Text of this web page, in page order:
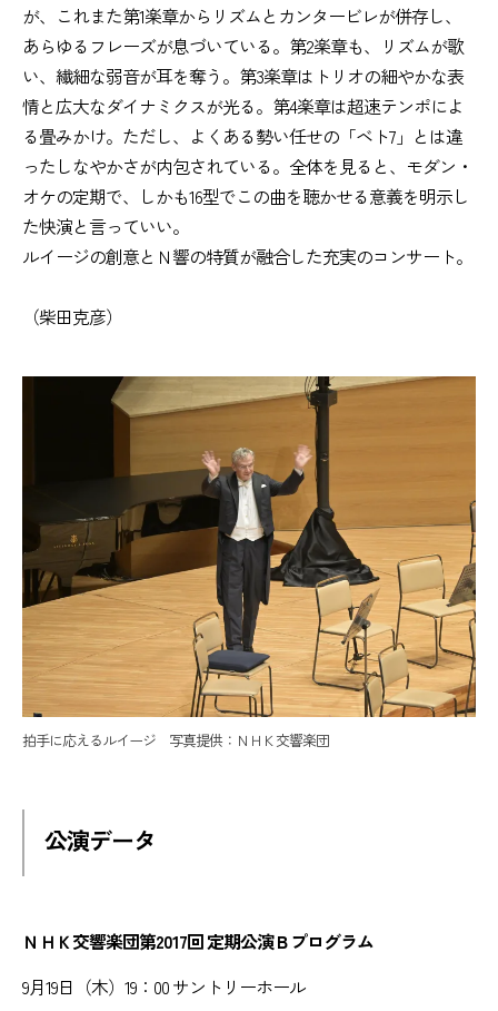
が、これまた第1楽章からリズムとカンタービレが併存し、
あらゆるフレーズが息づいている。第2楽章も、リズムが歌
い、繊細な弱音が耳を奪う。第3楽章はトリオの細やかな表
情と広大なダイナミクスが光る。第4楽章は超速テンポによ
る畳みかけ。ただし、よくある勢い任せの「ベト7」とは違
ったしなやかさが内包されている。全体を見ると、モダン・
オケの定期で、しかも16型でこの曲を聴かせる意義を明示し
た快演と言っていい。
ルイージの創意とＮ響の特質が融合した充実のコンサート。
（柴田克彦）
拍手に応えるルイージ 写真提供：ＮＨＫ交響楽団
公演データ
ＮＨＫ交響楽団第2017回 定期公演Ｂプログラム
9月19日（木）19：00 サントリーホール